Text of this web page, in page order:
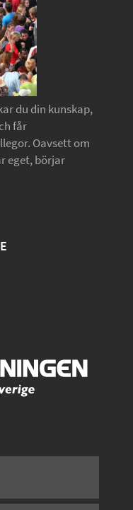
du din kunskap,
får
Oavsett om
eget, börjar